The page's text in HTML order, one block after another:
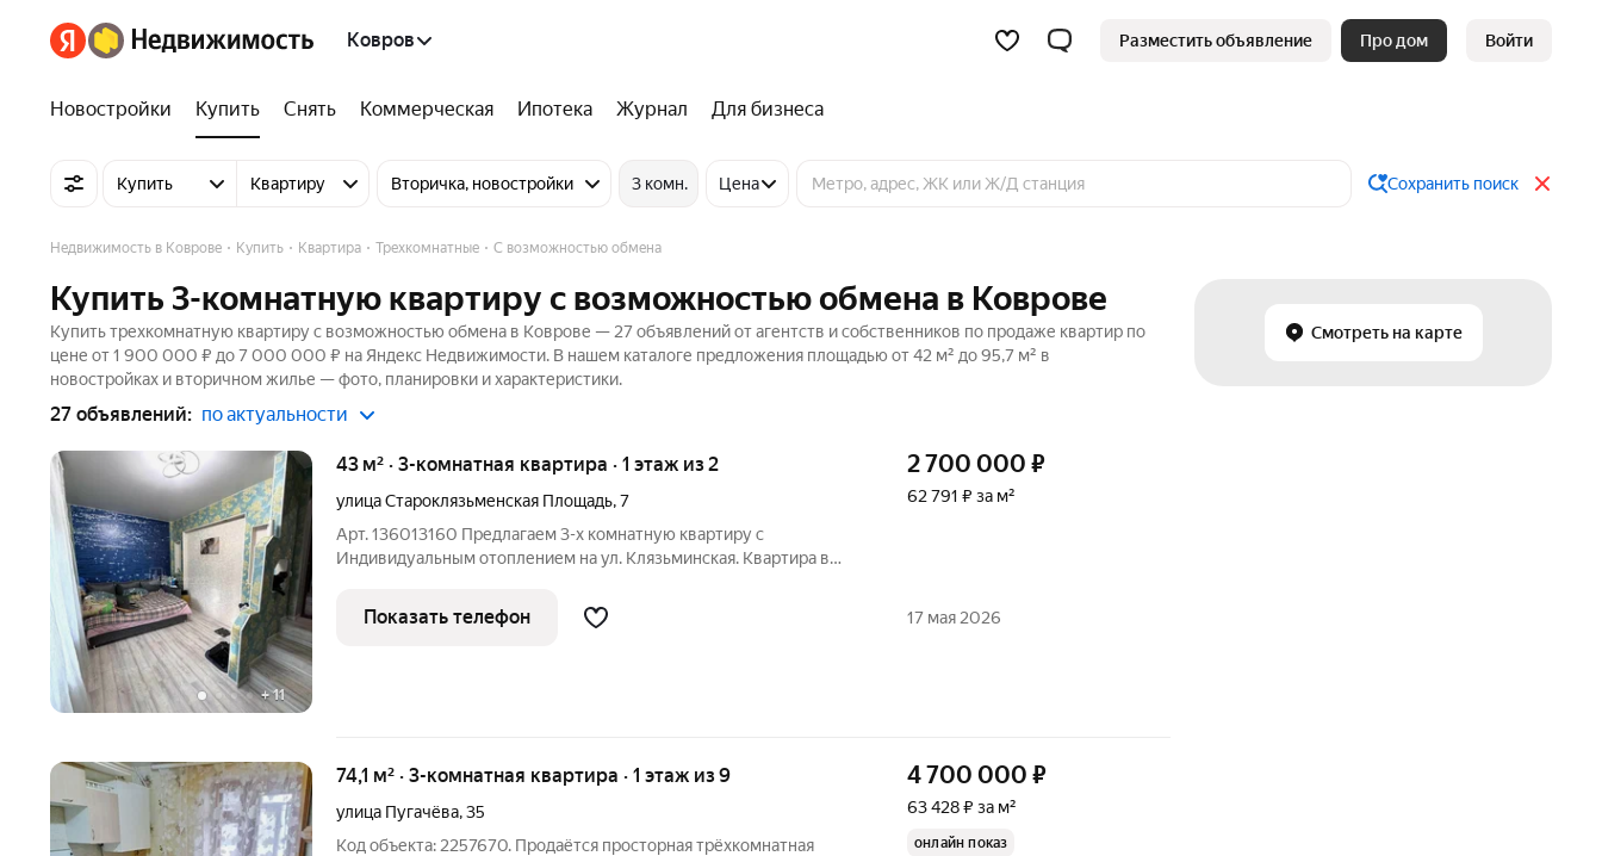
Ковров Разместить объявление Про дом Войти
Новостройки Купить Снять Коммерческая Ипотека Журнал Для бизнеса
Купить Квартиру Вторичка, новостройки 3 комн. Цена Сохранить поиск
Смотреть на карте
Недвижимость в Коврове Купить Квартира Трехкомнатные С возможностью обмена
Купить 3-комнатную квартиру с возможностью обмена в Коврове
Купить трехкомнатную квартиру с возможностью обмена в Коврове — 27 объявлений от агентств и собственников по продаже квартир по
цене от 1 900 000 ₽ до 7 000 000 ₽ на Яндекс Недвижимости. В нашем каталоге предложения площадью от 42 м² до 95,7 м² в
новостройках и вторичном жилье — фото, планировки и характеристики.
27 объявлений: по актуальности
+11
43 м² · 3-комнатная квартира · 1 этаж из 2
улица Староклязьменская Площадь,7
Арт. 136013160 Предлагаем 3-х комнатную квартиру с
Индивидуальным отоплением на ул. Клязьминская. Квартира в
двухконтурный котел - экономия на коммунальных платежах!
Санузел раздельный . Просторная
2 700 000 ₽
62 791 ₽ за м²
Показать телефон 17 мая 2026
74,1 м² · 3-комнатная квартира · 1 этаж из 9
улица Пугачёва,35
Код объекта: 2257670. Продаётся просторная трёхкомнатная
4 700 000 ₽
63 428 ₽ за м²
онлайн показ